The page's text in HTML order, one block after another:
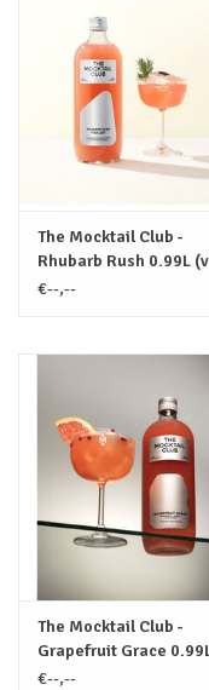
The Mocktail Club -
Rhubarb Rush 0.99L
Rhubarb & Fennel)
€--,--
The Mocktail Club -
Grapefruit Grace
(vh. Grapefruit &
€--,--